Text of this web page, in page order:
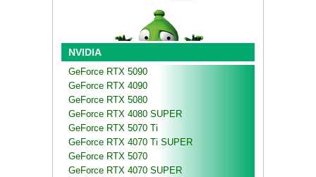
NVIDIA
GeForce RTX 5090
GeForce RTX 4090
GeForce RTX 5080
GeForce RTX 4080 SUPER
GeForce RTX 5070 Ti
GeForce RTX 4070 Ti SUPER
GeForce RTX 5070
GeForce RTX 4070 SUPER